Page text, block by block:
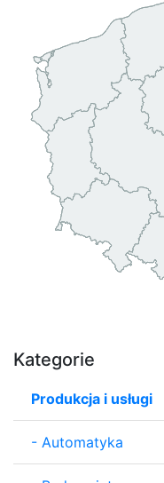
Kategorie
Produkcja i usługi
- Automatyka